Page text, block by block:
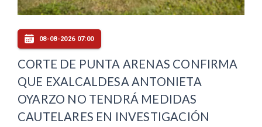
08-08-2026 07:00
CORTE DE PUNTA ARENAS CONFIRMA
QUE EXALCALDESA ANTONIETA
OYARZO NO TENDRÁ MEDIDAS
CAUTELARES EN INVESTIGACIÓN